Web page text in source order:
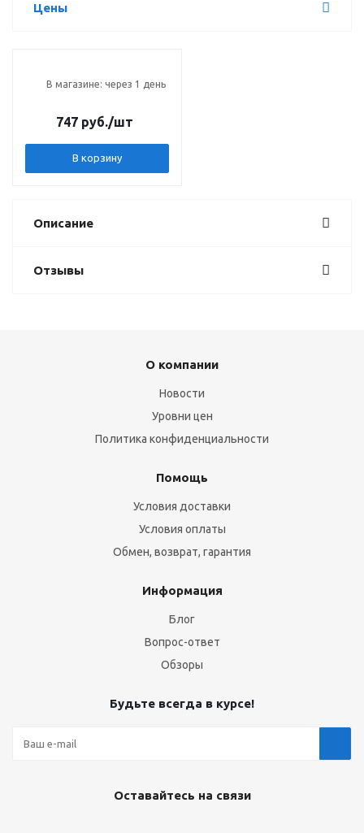
Цены
В магазине: через 1 день
747 руб./шт
В корзину
Описание
Отзывы
О компании
Новости
Уровни цен
Политика конфиденциальности
Помощь
Условия доставки
Условия оплаты
Обмен, возврат, гарантия
Информация
Блог
Вопрос-ответ
Обзоры
Будьте всегда в курсе!
Оставайтесь на связи